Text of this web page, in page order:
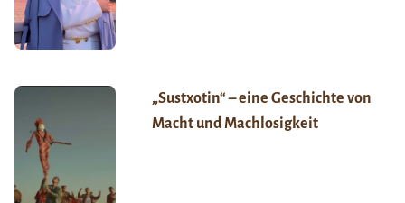
„Sustxotin“ – eine Geschichte von
Macht und Machlosigkeit